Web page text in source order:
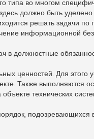
типа во многом
должно быть
решать задачи
информационной
в должностные
ценностей. Для этого
Также выполняются
технических
подозревающихся